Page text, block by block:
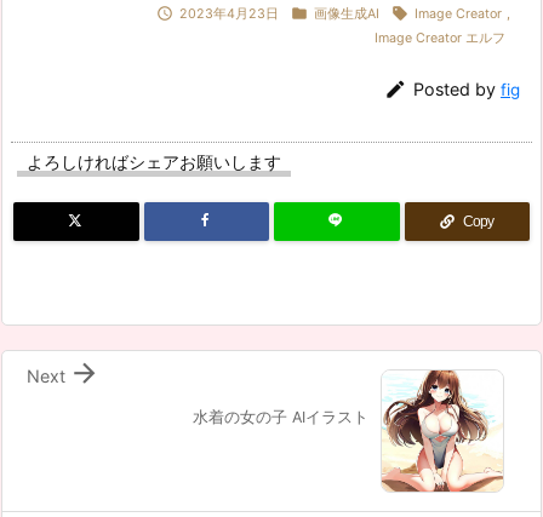
 2023年4月23日  画像生成AI  Image Creator ,
Image Creator エルフ
 Posted by fig
よろしければシェアお願いします
Copy
水着の女の子 AIイラスト

Next